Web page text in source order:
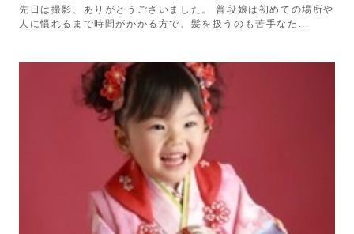
先日は撮影、ありがとうございました。 普段娘は初めての場所や
人に慣れるまで時間がかかる方で、髪を扱うのも苦手なた...